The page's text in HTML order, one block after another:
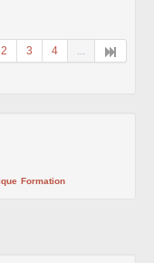
2 3 4 ...
Formation